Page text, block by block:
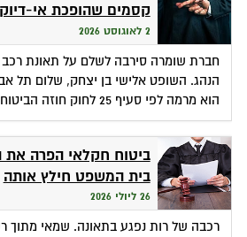
קסמים שהופכת אי-
2 לאוגוסט 2026
חברת שומרה סירבה לשלם על תאונת רכב
הנהג. השופט אלישי בן יצחק, שלום תל
הוא מרמה לפי סעיף 25 לחוק חוזה הביטוח.
ביטוח חקלאי הפרה את
בית המשפט חילץ אותה
26 ליולי 2026
רכבה של רות נפגע בתאונה. שמאי מתוך